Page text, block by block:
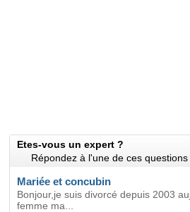
Etes-vous un expert ?
Répondez à l'une de ces questions
Mariée et concubin
Bonjour,je suis divorcé depuis 2003
femme ma...